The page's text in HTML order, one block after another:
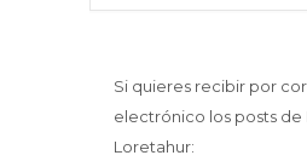
Si quieres recibir por
electrónico los posts de
Loretahur: